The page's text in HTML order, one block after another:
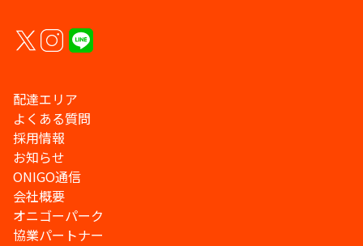
配達エリア
よくある質問
採用情報
お知らせ
ONIGO通信
会社概要
オニゴーパーク
協業パートナー